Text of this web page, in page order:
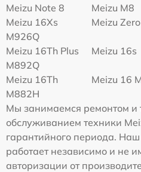
Meizu Note 8
Meizu M8
Meizu 16Xs
M926Q
Meizu Zero
Meizu 16Th Plus
M892Q
Meizu 16s
Meizu 16Th
M882H
Meizu 16
Мы занимаемся ремонтом и
обслуживанием техники
гарантийного периода.
работает независимо и не
авторизации от